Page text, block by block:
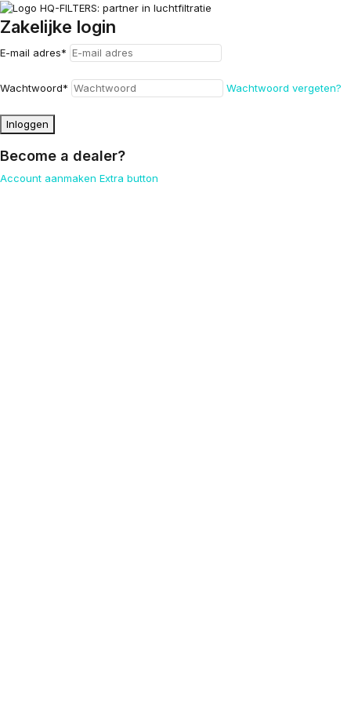
Zakelijke login
E-mail adres*
Wachtwoord* Wachtwoord vergeten?
Inloggen
Become a dealer?
Account aanmaken Extra button